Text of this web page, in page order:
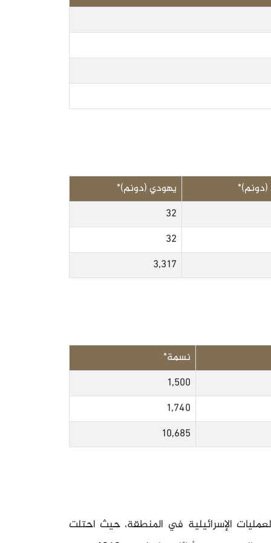
يهودي (دونم)*
32
32
3,317
نسمة*
1,500
1,740
10,685
الإسرائيلية في المنطقة، حيث احتلت